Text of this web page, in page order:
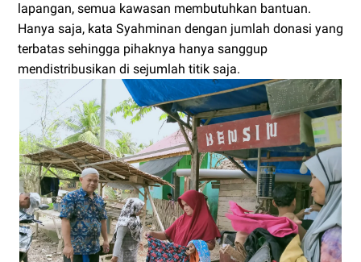
lapangan, semua kawasan membutuhkan bantuan.
Hanya saja, kata Syahminan dengan jumlah donasi yang
terbatas sehingga pihaknya hanya sanggup
mendistribusikan di sejumlah titik saja.